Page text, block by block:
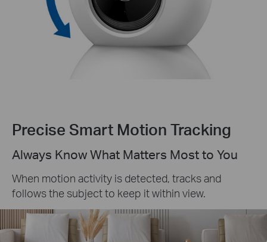
Precise Smart Motion Tracking
Always Know What Matters Most to You
When motion activity is detected, tracks and
follows the subject to keep it within view.